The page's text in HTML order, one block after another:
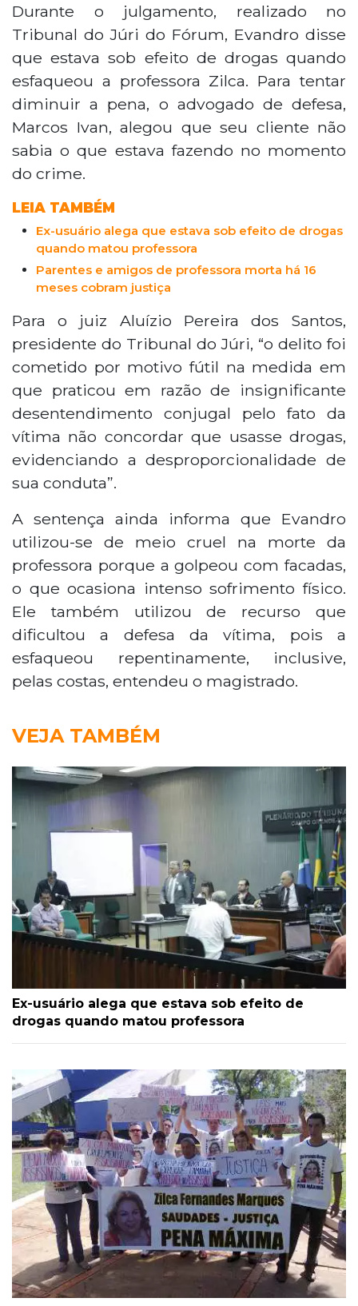
Durante o julgamento, realizado no
Tribunal do Júri do Fórum, Evandro disse
que estava sob efeito de drogas quando
esfaqueou a professora Zilca. Para tentar
diminuir a pena, o advogado de defesa,
Marcos Ivan, alegou que seu cliente não
sabia o que estava fazendo no momento
do crime.
LEIA TAMBÉM
Ex-usuário alega que estava sob efeito de drogas
quando matou professora
Parentes e amigos de professora morta há 16
meses cobram justiça
Para o juiz Aluízio Pereira dos Santos,
presidente do Tribunal do Júri, “o delito foi
cometido por motivo fútil na medida em
que praticou em razão de insignificante
desentendimento conjugal pelo fato da
vítima não concordar que usasse drogas,
evidenciando a desproporcionalidade de
sua conduta”.
A sentença ainda informa que Evandro
utilizou-se de meio cruel na morte da
professora porque a golpeou com facadas,
o que ocasiona intenso sofrimento físico.
Ele também utilizou de recurso que
dificultou a defesa da vítima, pois a
esfaqueou repentinamente, inclusive,
pelas costas, entendeu o magistrado.
VEJA TAMBÉM
Ex-usuário alega que estava sob efeito de
drogas quando matou professora